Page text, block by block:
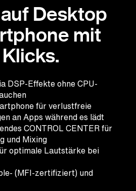
Desktop
mit
DSP-Effekte ohne CPU-
für verlustfreie
an Apps während es lädt
CONTROL CENTER für
und Mixing
optimale Lautstärke bei
(MFI-zertifiziert) und